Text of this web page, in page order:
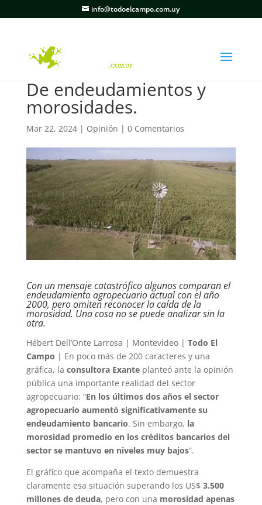
info@todoelcampo.com.uy
De endeudamientos y
morosidades.
Mar 22, 2024| Opinión | 0 Comentarios
Con un mensaje catastrófico algunos comparan el
endeudamiento agropecuario actual con el año
2000, pero omiten reconocer la caída de la
morosidad. Una cosa no se puede analizar sin la
otra.
Hébert Dell’Onte Larrosa | Montevideo | Todo El
Campo | En poco más de 200 caracteres y una
gráfica, la consultora Exanteplanteó ante la opinión
pública una importante realidad del sector
agropecuario: “En los últimos dos años el sector
agropecuario aumentó significativamente su
endeudamiento bancario. Sin embargo, la
morosidad promedio en los créditos bancarios del
sector se mantuvo en niveles muy bajos”.
El gráfico que acompaña el texto demuestra
claramente esa situación superando los US$ 3.500
millones de deuda, pero con una morosidad apenas